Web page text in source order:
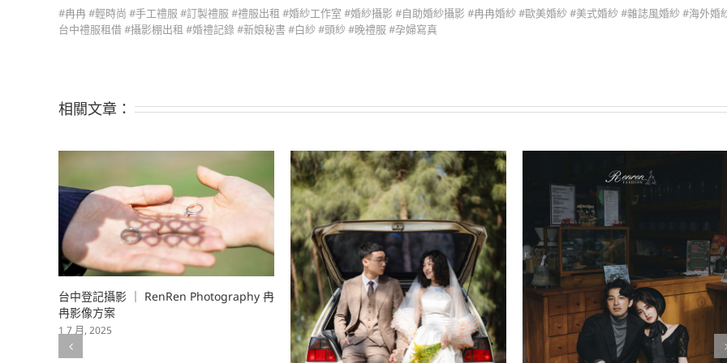
#冉冉 #輕時尚 #手工禮服 #訂製禮服 #禮服出租 #婚紗工作室 #婚紗攝影 #自助婚紗攝影 #冉冉婚紗 #歐美婚紗 #美式婚紗 #雜誌風婚紗 #海外婚
台中禮服租借 #攝影棚出租 #婚禮記錄 #新娘秘書 #白紗 #頭紗 #晚禮服 #孕婦寫真
相關文章：